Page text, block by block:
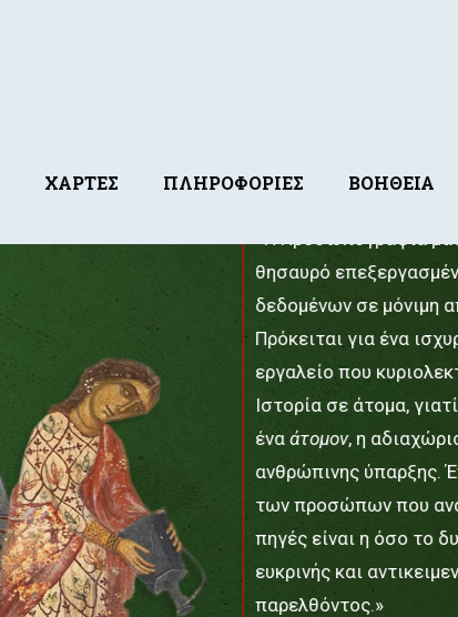
ΧΑΡΤΕΣ ΠΛΗΡΟΦΟΡΙΕΣ ΒΟΗΘΕΙΑ
«Η Προσωπογραφία
θησαυρό
δεδομένων σε μόνιμη
Πρόκειται για ένα
εργαλείο που
Ιστορία σε άτομα,
έναάτομον, η
ανθρώπινης ύπαρξης.
των προσώπων που
πηγές είναι η όσο το
ευκρινής και
παρελθόντος.»